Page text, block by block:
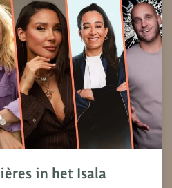
in het Isala